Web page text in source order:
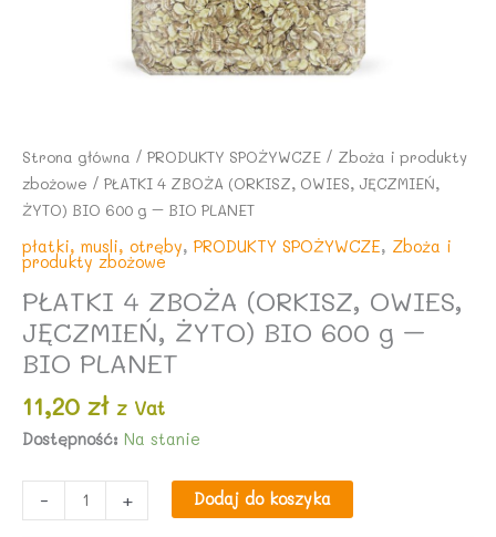
Strona główna / PRODUKTY SPOŻYWCZE / Zboża i produkty
zbożowe / PŁATKI 4 ZBOŻA (ORKISZ, OWIES, JĘCZMIEŃ,
ŻYTO) BIO 600 g – BIO PLANET
płatki, musli, otręby, PRODUKTY SPOŻYWCZE, Zboża i
produkty zbożowe
PŁATKI 4 ZBOŻA (ORKISZ, OWIES,
JĘCZMIEŃ, ŻYTO) BIO 600 g –
BIO PLANET
11,20 zł z Vat
Dostępność: Na stanie
-
PŁATKI
+ Dodaj do koszyka